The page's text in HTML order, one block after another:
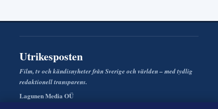
Utrikesposten
Film, tv och kändisnyheter från Sverige och världen – med tydlig
redaktionell transparens.
Lagunen Media OÜ